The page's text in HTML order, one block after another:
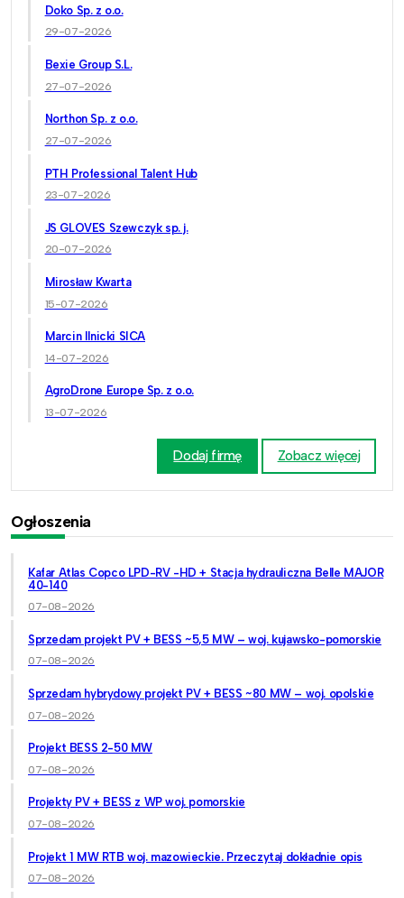
Doko Sp. z o.o.
29-07-2026
Bexie Group S.L.
27-07-2026
Northon Sp. z o.o.
27-07-2026
PTH Professional Talent Hub
23-07-2026
JS GLOVES Szewczyk sp. j.
20-07-2026
Mirosław Kwarta
15-07-2026
Marcin Ilnicki SICA
14-07-2026
AgroDrone Europe Sp. z o.o.
13-07-2026
Dodaj firmę Zobacz więcej
Ogłoszenia
Kafar Atlas Copco LPD-RV -HD + Stacja hydrauliczna Belle MAJOR
40-140
07-08-2026
Sprzedam projekt PV + BESS ~5,5 MW – woj. kujawsko-pomorskie
07-08-2026
Sprzedam hybrydowy projekt PV + BESS ~80 MW – woj. opolskie
07-08-2026
Projekt BESS 2-50 MW
07-08-2026
Projekty PV + BESS z WP woj. pomorskie
07-08-2026
Projekt 1 MW RTB woj. mazowieckie. Przeczytaj dokładnie opis
07-08-2026